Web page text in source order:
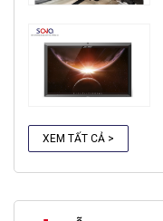
XEM TẤT CẢ >